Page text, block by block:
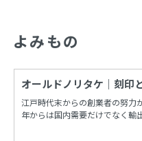
よみもの
オールドノリタケ｜刻印
江戸時代末からの創業者の努力
年からは国内需要だけでなく輸